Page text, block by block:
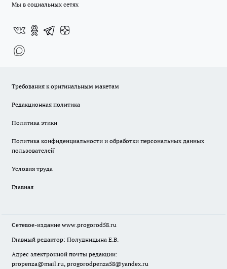
Мы в социальных сетях
Требования к оригинальным макетам
Редакционная политика
Политика этики
Политика конфиденциальности и обработки персональных данных
пользователей̆
Условия труда
Главная
Сетевое-издание www.progorod58.ru
Главный редактор: Полудницына Е.В.
Адрес электронной почты редакции:
propenza@mail.ru, progorodpenza58@yandex.ru